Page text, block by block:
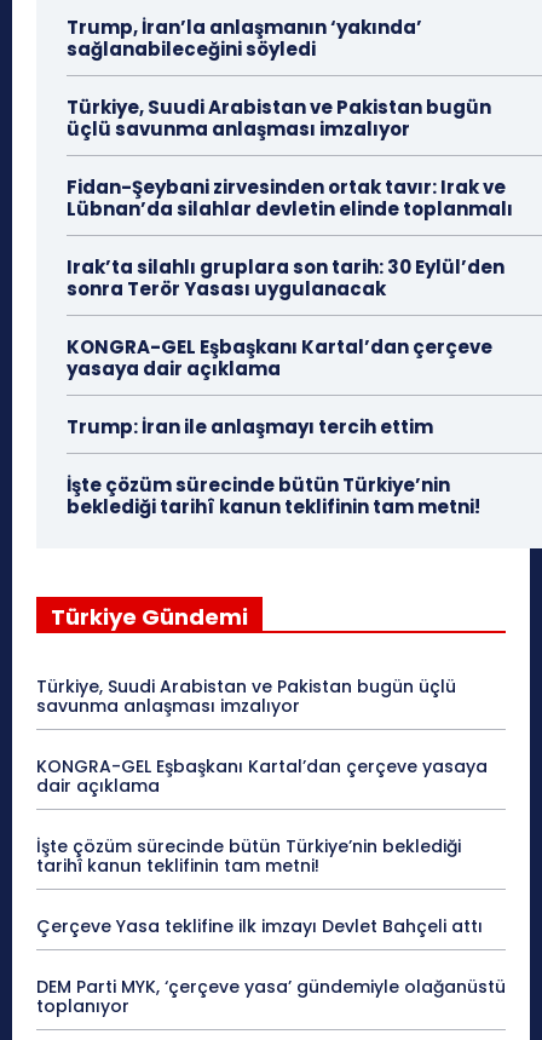
Trump, İran’la anlaşmanın ‘yakında’
sağlanabileceğini söyledi
Türkiye, Suudi Arabistan ve Pakistan bugün
üçlü savunma anlaşması imzalıyor
Fidan-Şeybani zirvesinden ortak tavır: Irak ve
Lübnan’da silahlar devletin elinde toplanmalı
Irak’ta silahlı gruplara son tarih: 30 Eylül’den
sonra Terör Yasası uygulanacak
KONGRA-GEL Eşbaşkanı Kartal’dan çerçeve
yasaya dair açıklama
Trump: İran ile anlaşmayı tercih ettim
İşte çözüm sürecinde bütün Türkiye’nin
beklediği tarihî kanun teklifinin tam metni!
Türkiye Gündemi
Türkiye, Suudi Arabistan ve Pakistan bugün üçlü
savunma anlaşması imzalıyor
KONGRA-GEL Eşbaşkanı Kartal’dan çerçeve yasaya
dair açıklama
İşte çözüm sürecinde bütün Türkiye’nin beklediği
tarihî kanun teklifinin tam metni!
Çerçeve Yasa teklifine ilk imzayı Devlet Bahçeli attı
DEM Parti MYK, ‘çerçeve yasa’ gündemiyle olağanüstü
toplanıyor